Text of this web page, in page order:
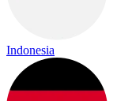
Indonesia